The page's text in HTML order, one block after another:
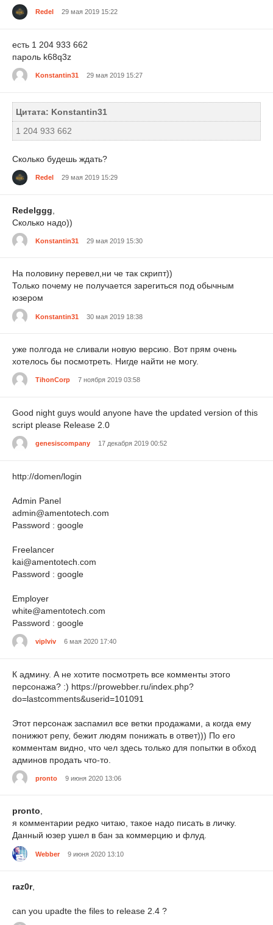
Redel 29 мая 2019 15:22
есть 1 204 933 662
пароль k68q3z
Konstantin31 29 мая 2019 15:27
Цитата: Konstantin31
1 204 933 662
Сколько будешь ждать?
Redel 29 мая 2019 15:29
Redelggg
Сколько надо))
Konstantin31 29 мая 2019 15:30
На половину перевел,ни че так скрипт))
Только почему не получается зарегиться под обычным
юзером
Konstantin31 30 мая 2019 18:38
уже полгода не сливали новую версию. Вот прям очень
хотелось бы посмотреть. Нигде найти не могу.
TihonCorp 7 ноября 2019 03:58
Good night guys would anyone have the updated version of this
script please Release 2.0
genesiscompany 17 декабря 2019 00:52
http://domen/login
Admin Panel
admin@amentotech.com
Password : google
Freelancer
kai@amentotech.com
Password : google
Employer
white@amentotech.com
Password : google
viplviv 6 мая 2020 17:40
К админу. А не хотите посмотреть все комменты этого
персонажа? :) https://prowebber.ru/index.php?
do=lastcomments&userid=101091
Этот персонаж заспамил все ветки продажами, а когда ему
понижют репу, бежит людям понижать в ответ))) По его
комментам видно, что чел здесь только для попытки в обход
админов продать что-то.
pronto 9 июня 2020 13:06
pronto,
я комментарии редко читаю, такое надо писать в личку.
Данный юзер ушел в бан за коммерцию и флуд.
Webber 9 июня 2020 13:10
raz0r,
can you upadte the files to release 2.4 ?